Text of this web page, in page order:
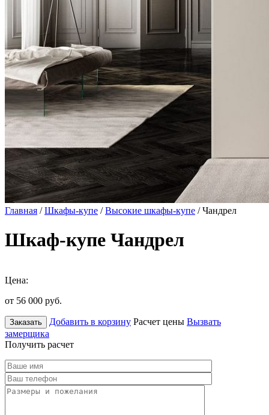
Главная /Шкафы-купе /Высокие шкафы-купе / Чандрел
Шкаф-купе Чандрел
Цена:
от 56 000 руб.
Заказать Добавить в корзину Расчет цены Вызвать
замерщика
Получить расчет